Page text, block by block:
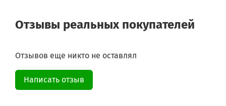
Отзывы реальных покупателей
Отзывов еще никто не оставлял
Написать отзыв